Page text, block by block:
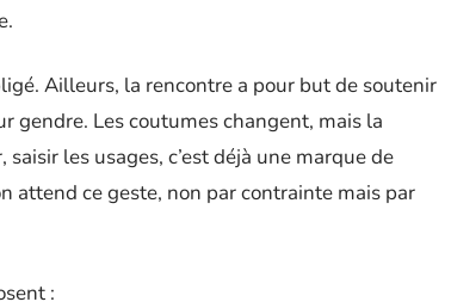
Ailleurs, la rencontre a pour but de soutenir
gendre. Les coutumes changent, mais la
les usages, c’est déjà une marque de
attend ce geste, non par contrainte mais par
: